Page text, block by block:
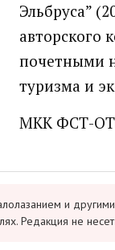
Эльбруса”
авторского
почетными
туризма и
МКК ФСТ-
и
Редакция не